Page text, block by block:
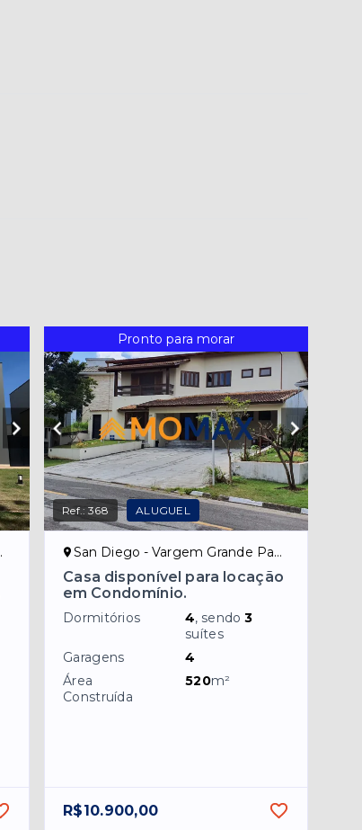
Pronto para morar
Ref.:368 ALUGUEL
San Diego - Vargem Grande Paulista/SP
Casa disponível para locação
em Condomínio.
Dormitórios 4, sendo3
suítes
Garagens
4
Área
Construída
520m²
R$10.900,00